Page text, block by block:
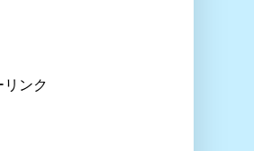
リンク